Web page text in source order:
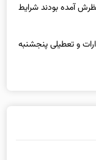
آمده بودند شرایط
و تعطیلی پنجشنبه